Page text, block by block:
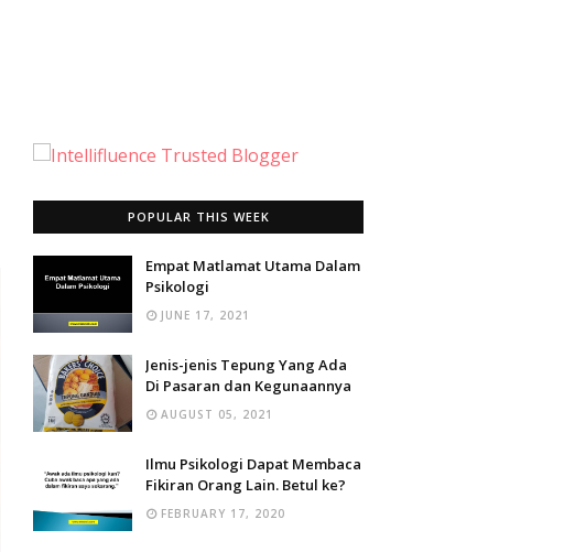
POPULAR THIS WEEK
Empat Matlamat Utama Dalam
Psikologi
JUNE 17, 2021
Jenis-jenis Tepung Yang Ada
Di Pasaran dan Kegunaannya
AUGUST 05, 2021
Ilmu Psikologi Dapat Membaca
Fikiran Orang Lain. Betul ke?
FEBRUARY 17, 2020